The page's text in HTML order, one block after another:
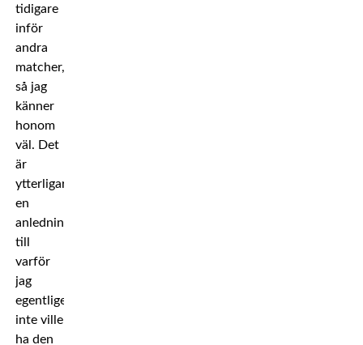
tidigare
inför
andra
matcher,
så jag
känner
honom
väl. Det
är
ytterligare
en
anledning
till
varför
jag
egentligen
inte ville
ha den